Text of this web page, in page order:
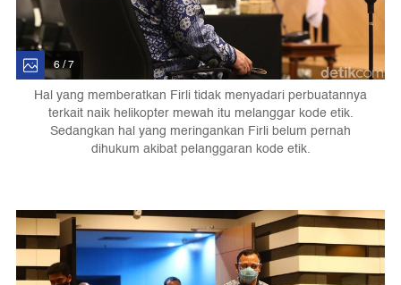
6 / 7
Hal yang memberatkan Firli tidak menyadari perbuatannya
terkait naik helikopter mewah itu melanggar kode etik.
Sedangkan hal yang meringankan Firli belum pernah
dihukum akibat pelanggaran kode etik.